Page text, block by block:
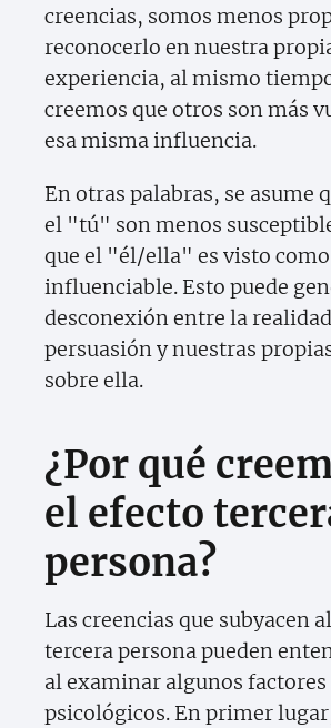
creencias, somos menos
reconocerlo en nuestra
experiencia, al mismo
creemos que otros son más
esa misma influencia.
En otras palabras, se asume
el "tú" son menos
que el "él/ella" es visto
influenciable. Esto puede
desconexión entre la
persuasión y nuestras
sobre ella.
¿Por qué
el efecto
persona?
Las creencias que subyacen
tercera persona pueden
al examinar algunos factores
psicológicos. En primer